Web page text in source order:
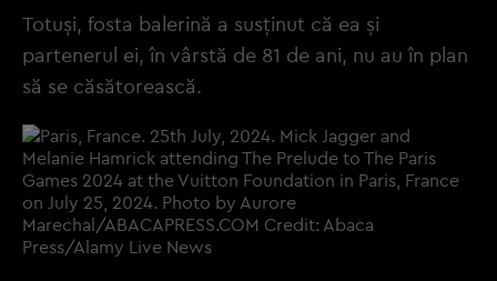
Totuși, fosta balerină a susținut că ea și
partenerul ei, în vârstă de 81 de ani, nu au în plan
să se căsătorească.